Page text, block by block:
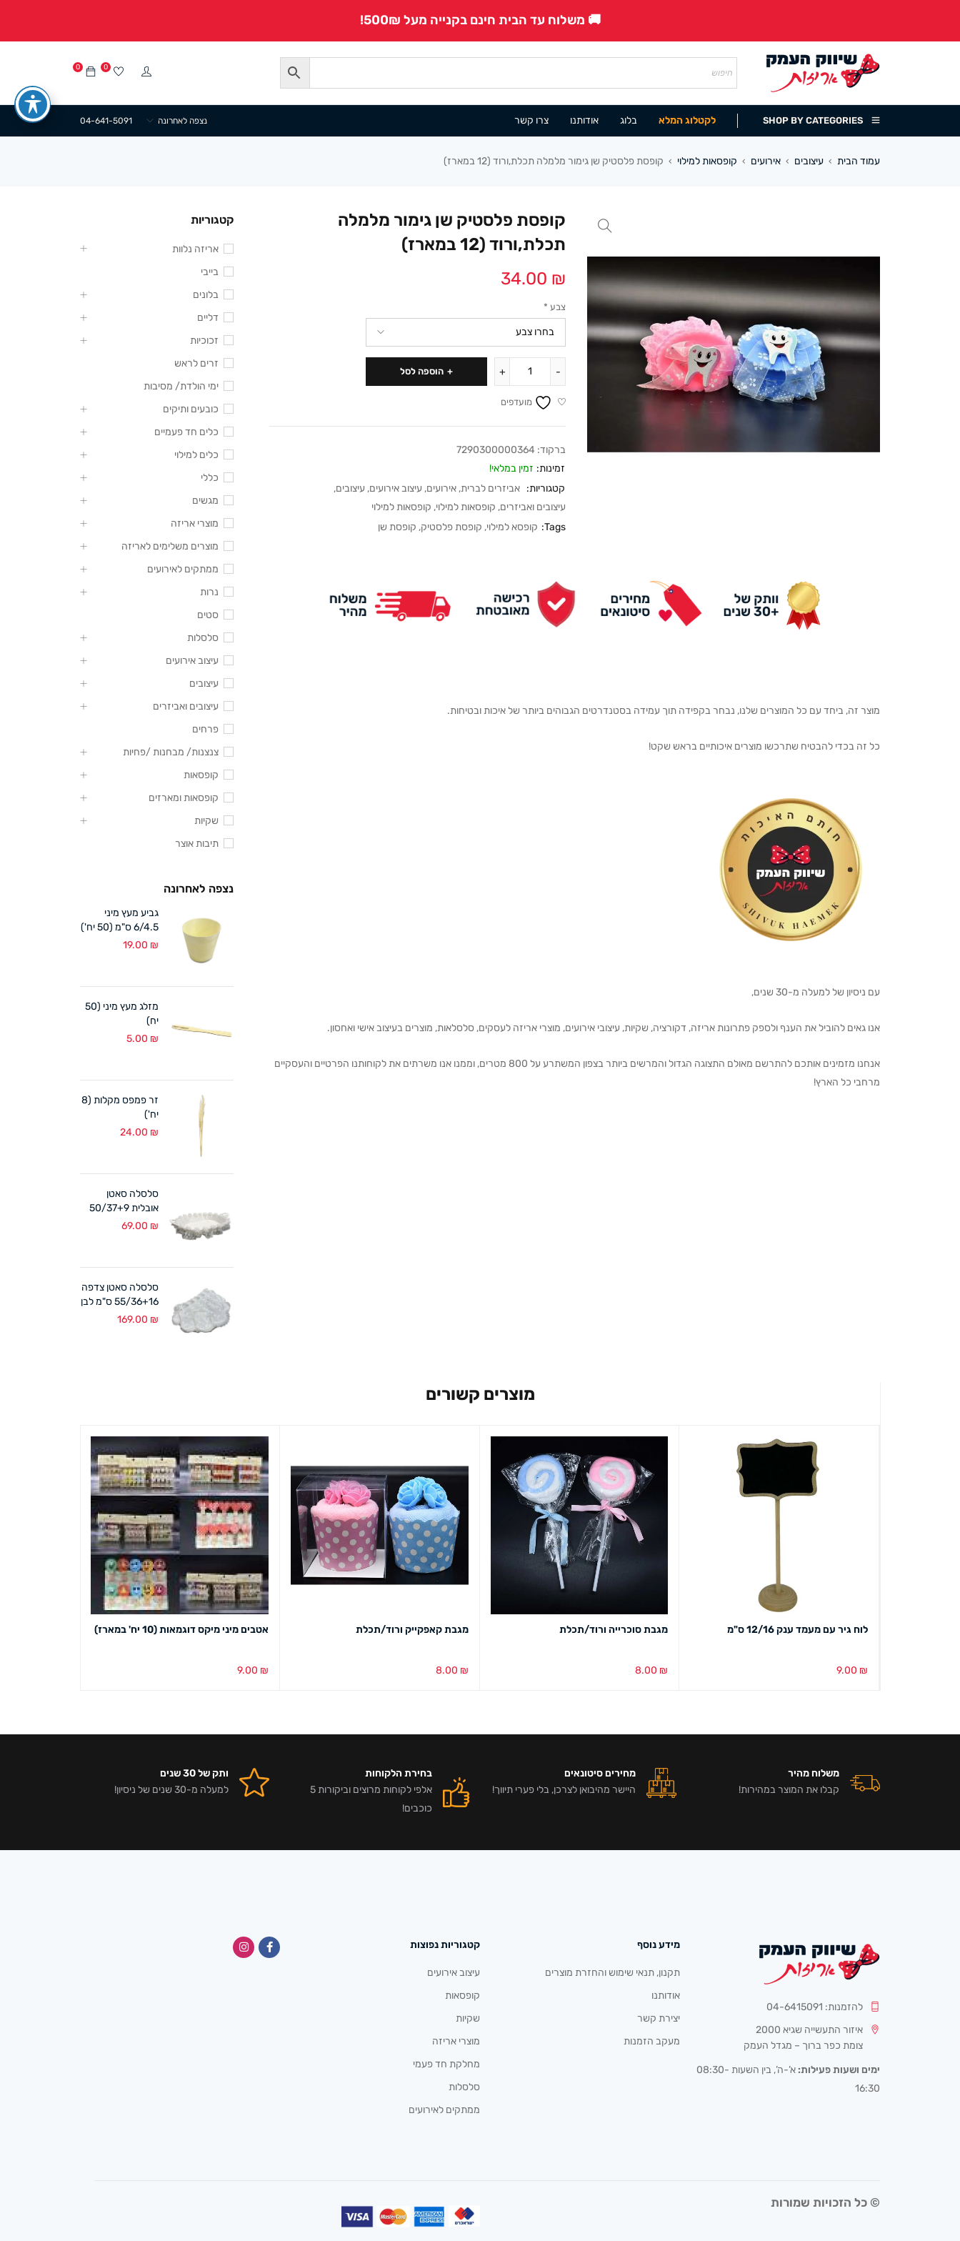
🚚 משלוח עד הבית חינם בקנייה מעל 500₪!
0 0
SHOP BY CATEGORIES לקטלוג המלא בלוג אודותנו צרו קשר 04-641-5091 נצפה לאחרונה
עמוד הבית › עיצובים › אירועים › קופסאות למילוי › קופסת פלסטיק שן גימור מלמלה תכלת,ורוד (12 במארז)
קופסת פלסטיק שן גימור מלמלה
תכלת,ורוד (12 במארז)
34.00 ₪
צבע *
הוספה לסל
מועדפים
ברקוד: 7290300000364
זמינות: זמין במלאי!
קטגוריות: אביזרים לברית, אירועים, עיצוב אירועים, עיצובים,
עיצובים ואביזרים, קופסאות למילוי, קופסאות למילוי
Tags: קופסא למילוי, קופסת פלסטיק, קופסת שן
מוצר זה, ביחד עם כל המוצרים שלנו, נבחר בקפידה תוך עמידה בסטנדרטים הגבוהים ביותר של איכות ובטיחות.
כל זה בכדי להבטיח שתרכשו מוצרים איכותיים בראש שקט!
עם ניסיון של למעלה מ-30 שנים,
אנו גאים להוביל את הענף ולספק פתרונות אריזה, דקורציה, שקיות, עיצובי אירועים, מוצרי אריזה לעסקים, סלסלאות, מוצרים בעיצוב אישי ואחסון.
אנחנו מזמינים אותכם להתרשם מאולם התצוגה הגדול והמרשים ביותר בצפון המשתרע על 800 מטרים, וממנו אנו משרתים את לקוחותנו הפרטיים והעסקיים
מרחבי כל הארץ!
קטגוריות
אריזה נלוות
בייבי
בלונים
דליים
זכוכיות
זרים לראש
ימי הולדת/ מסיבות
כובעים ותיקים
כלים חד פעמיים
כלים למילוי
כללי
מגשים
מוצרי אריזה
מוצרים משלימים לאריזה
ממתקים לאירועים
נרות
סטים
סלסלות
עיצוב אירועים
עיצובים
עיצובים ואביזרים
פרחים
צנצנות/ מבחנות /פחיות
קופסאות
קופסאות ומארזים
שקיות
תיבות אוצר
נצפה לאחרונה
גביע מעץ מיני
6/4.5 ס"מ (50 יח')
19.00 ₪
מזלג מעץ מיני (50
יח)
5.00 ₪
זר פמפס מקלות (8
יח')
24.00 ₪
סלסלה סאטן
אובלית 50/37+9
ס"מ לבן
69.00 ₪
סלסלה סאטן צדפה
55/36+16 ס"מ לבן
169.00 ₪
מוצרים קשורים
לוח גיר עם מעמד ענק 12/16 ס"מ
9.00 ₪
מגבת סוכרייה ורוד/תכלת
8.00 ₪
מגבת קאפקייק ורוד/תכלת
8.00 ₪
אטבים מיני מיקס דוגמאות (10 יח' במארז)
9.00 ₪
משלוח מהיר
קבלו את המוצר במהירות!
מחירים סיטונאים
היישר מהיבואן לצרכן, בלי פערי תיווך!
בחירת הלקוחות
אלפי לקוחות מרוצים וביקורות 5
כוכבים!
ותק של 30 שנים
למעלה מ-30 שנים של ניסיון!
להזמנות: 04-6415091
איזור התעשייה שגיא 2000
צומת כפר ברוך – מגדל העמק
ימים ושעות פעילות:
א’-ה’, בין השעות 08:30-
16:30
מידע נוסף
תקנון, תנאי שימוש והחזרת מוצרים
אודותנו
יצירת קשר
מעקב הזמנות
קטגוריות נפוצות
עיצוב אירועים
קופסאות
שקיות
מוצרי אריזה
מחלקת חד פעמי
סלסלות
ממתקים לאירועים
© כל הזכויות שמורות